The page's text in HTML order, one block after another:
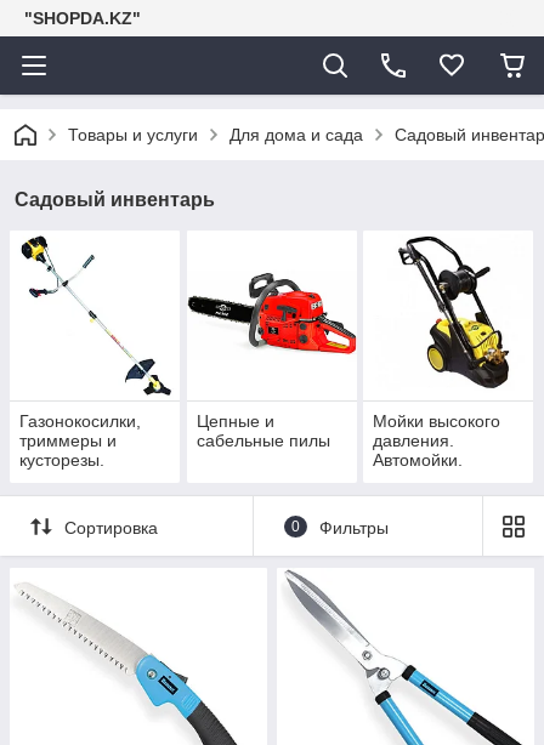
"SHOPDA.KZ"
Товары и услуги Для дома и сада Садовый
Садовый инвентарь
Газонокосилки,
триммеры и
кусторезы.
Цепные и
сабельные пилы
Мойки высокого
давления.
Автомойки.
Сортировка 0 Фильтры